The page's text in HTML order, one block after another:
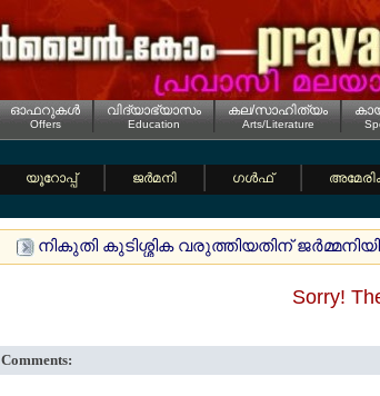
ഓഫറുകള്‍
Offers
വിദ്യാഭ്യാസം
Education
കല/സാഹിത്യം
Arts/Literature
യൂറോപ്പ് ജര്‍മനി ഗള്‍ഫ്
നികുതി കുടിശ്ശിക വരുത്തിയതിന്
Sorry!
Comments: